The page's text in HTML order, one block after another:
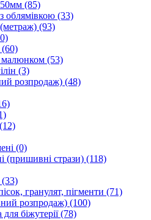
50мм (85)
облямівкою (33)
(метраж) (93)
(60)
малюнком (53)
(3)
розпродаж) (48)
(12)
(0)
(пришивні стрази) (118)
(33)
гранулят, пігменти (71)
розпродаж) (100)
біжутерії(78)